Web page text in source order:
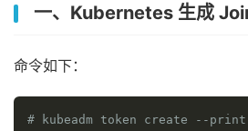
一、Kubernetes 生成
命令如下：
# kubeadm token create --print-